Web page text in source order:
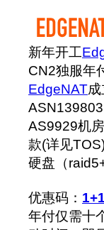
新年开工
CN2独服年
EdgeNAT
AS9929机
款(详见
硬盘（
优惠码： 1+1
年付仅需十